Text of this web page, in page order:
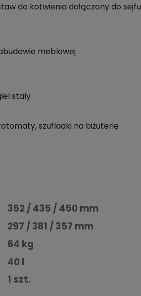
do kotwienia dołączony do sejfu
meblowej
stały
szufladki na biżuterię
352 / 435 / 450 mm
297 / 381 / 357 mm
64 kg
40 l
1 szt.